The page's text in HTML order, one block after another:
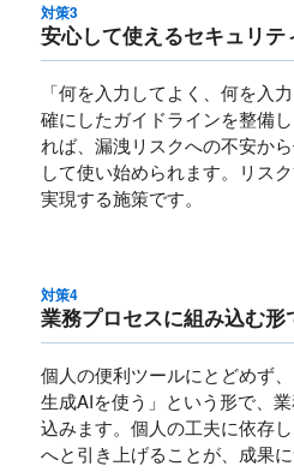
対策3
安心して使えるセキュリ
「何を入力してよく、何を入
確にしたガイドラインを整備
れば、漏洩リスクへの不安か
して使い始められます。リス
実現する施策です。
対策4
業務プロセスに組み込む形
個人の便利ツールにとどめず
生成AIを使う」という形で、
込みます。個人の工夫に依存
へと引き上げることが、成果に